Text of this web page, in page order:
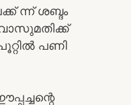
ന്ന്‌ ശബ്ദം
പണി